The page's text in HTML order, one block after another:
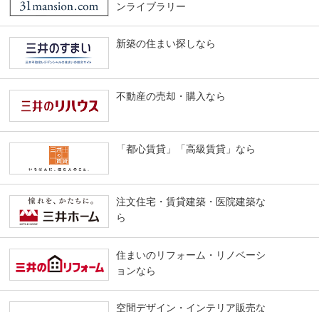
ンライブラリー
新築の住まい探しなら
不動産の売却・購入なら
「都心賃貸」「高級賃貸」なら
注文住宅・賃貸建築・医院建築な
ら
住まいのリフォーム・リノベーシ
ョンなら
空間デザイン・インテリア販売な